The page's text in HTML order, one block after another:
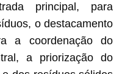
principal, para
o destacamento
a coordenação do
a priorização do